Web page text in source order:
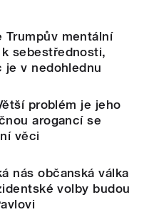
Trumpův mentální
sebestřednosti,
je v nedohlednu
problém je jeho
arogancí se
věci
nás občanská válka
volby budou